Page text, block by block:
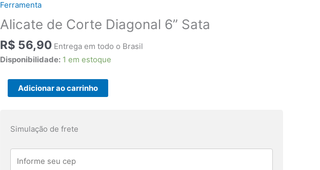
Ferramenta
Alicate de Corte Diagonal 6” Sata
R$ 56,90 Entrega em todo o Brasil
Disponibilidade: 1 em estoque
Alicate
de
quantidade
Adicionar ao carrinho
Simulação de frete